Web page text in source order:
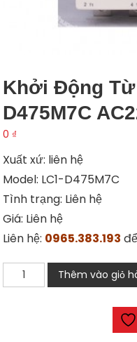
Khởi Động Từ
D475M7C
0 ₫
Xuất xứ: liên hệ
Model: LC1-D475M7C
Tình trạng: Liên hệ
Giá: Liên hệ
Liên hệ: 0965.383.193
Khởi
động
Thêm vào giỏ